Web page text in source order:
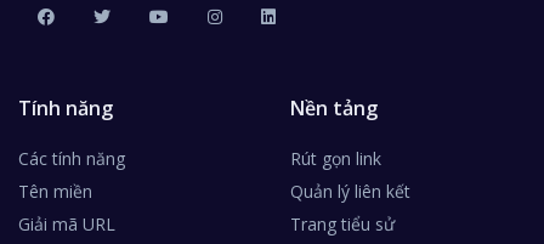
Tính năng
Các tính năng
Tên miền
Giải mã URL
Nền tảng
Rút gọn link
Quản lý liên kết
Trang tiểu sử